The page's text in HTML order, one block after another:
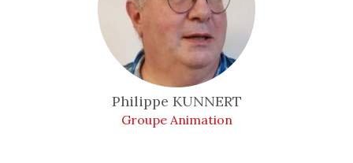
Philippe KUNNERT
Groupe Animation